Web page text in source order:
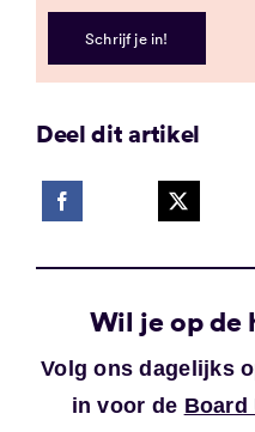
Schrijf je in!
Deel dit artikel
Wil je op de
Volg ons dagelijks
in voor de Board